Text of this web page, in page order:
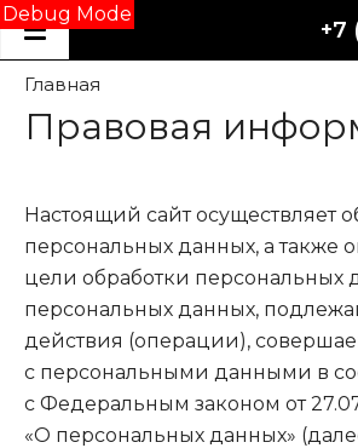
Debug Mode
+7
Главная
Правовая
Настоящий сайт осуществляет
персональных данных, а также
цели обработки персональных
персональных данных,
действия (операции),
с персональными данными в
с Федеральным законом от
«О персональных данных»